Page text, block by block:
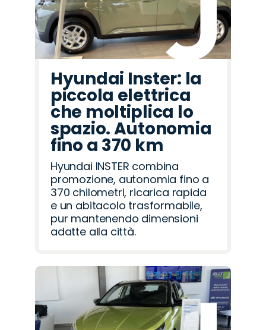
Hyundai Inster: la
piccola elettrica
che moltiplica lo
spazio. Autonomia
fino a 370 km
Hyundai INSTER combina
promozione, autonomia fino a
370 chilometri, ricarica rapida
e un abitacolo trasformabile,
pur mantenendo dimensioni
adatte alla città.